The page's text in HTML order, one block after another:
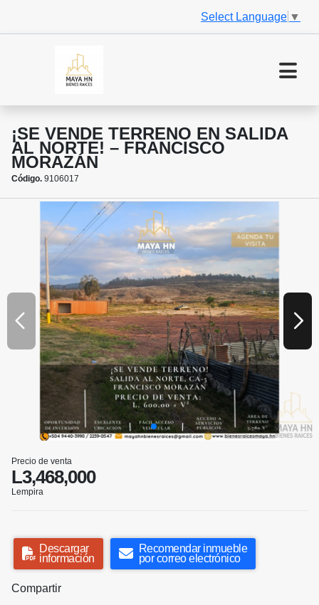
Select Language ▼
¡SE VENDE TERRENO EN SALIDA
AL NORTE! – FRANCISCO
MORAZÁN
Código. 9106017
Precio de venta
L3,468,000
Lempira
Descargar
información
Recomendar inmueble
por correo electrónico
Compartir